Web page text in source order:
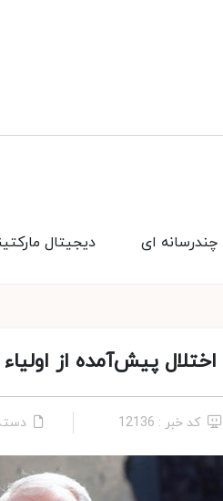
دیجیتال چندرسانه ای
پیش‌آمده از
کد خبر : 12136